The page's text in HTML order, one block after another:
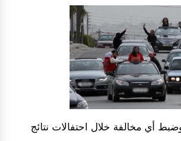
أي مخالفة خلال احتفالات نتائج